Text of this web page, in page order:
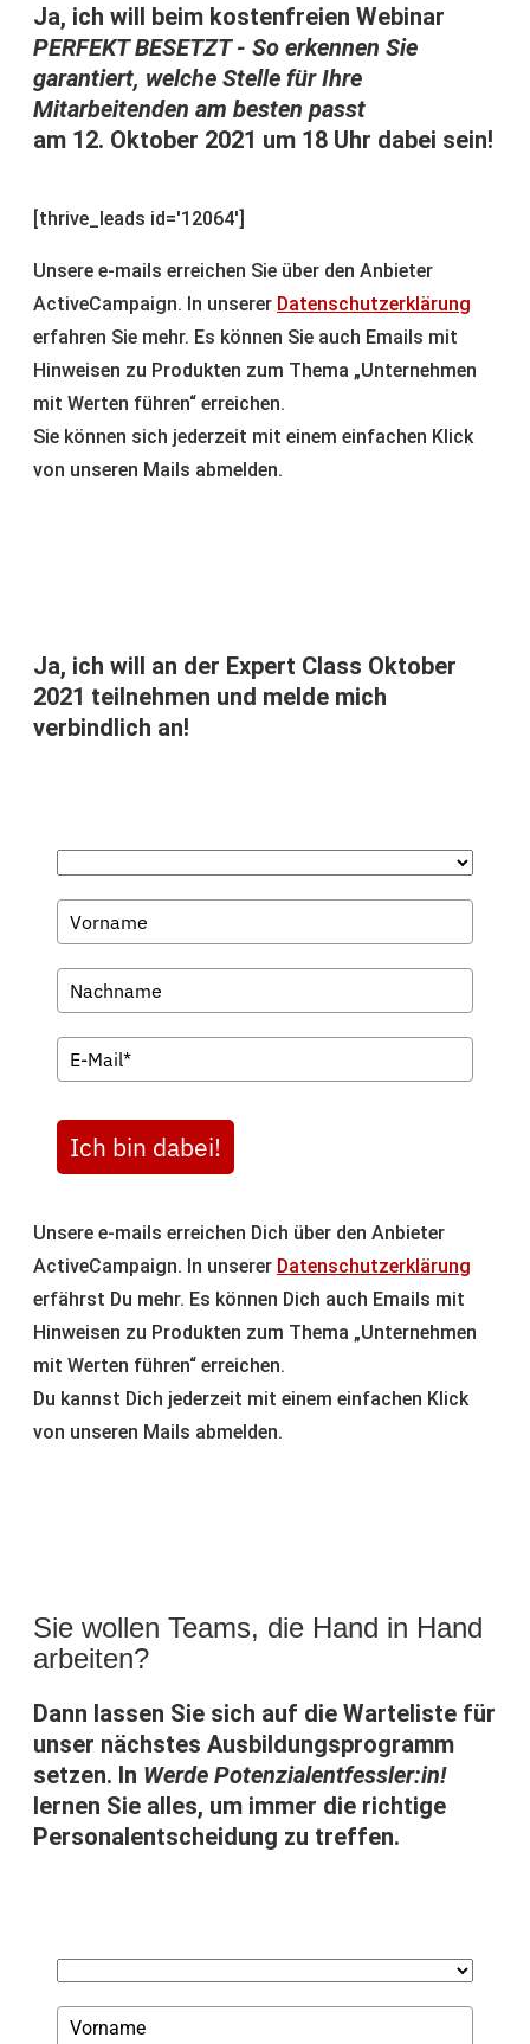
Ja, ich will beim kostenfreien Webinar
PERFEKT BESETZT - So erkennen Sie
garantiert, welche Stelle für Ihre
Mitarbeitenden am besten passt
am 12. Oktober 2021 um 18 Uhr dabei sein!
[thrive_leads id='12064']
Unsere e-mails erreichen Sie über den Anbieter
ActiveCampaign. In unserer Datenschutzerklärung
erfahren Sie mehr. Es können Sie auch Emails mit
Hinweisen zu Produkten zum Thema „Unternehmen
mit Werten führen“ erreichen.
Sie können sich jederzeit mit einem einfachen Klick
von unseren Mails abmelden.
Ja, ich will an der Expert Class Oktober
2021 teilnehmen und melde mich
verbindlich an!
Ich bin dabei!
Unsere e-mails erreichen Dich über den Anbieter
ActiveCampaign. In unserer Datenschutzerklärung
erfährst Du mehr. Es können Dich auch Emails mit
Hinweisen zu Produkten zum Thema „Unternehmen
mit Werten führen“ erreichen.
Du kannst Dich jederzeit mit einem einfachen Klick
von unseren Mails abmelden.
Sie wollen Teams, die Hand in Hand
arbeiten?
Dann lassen Sie sich auf die Warteliste für
unser nächstes Ausbildungsprogramm
setzen. In Werde Potenzialentfessler:in!
lernen Sie alles, um immer die richtige
Personalentscheidung zu treffen.